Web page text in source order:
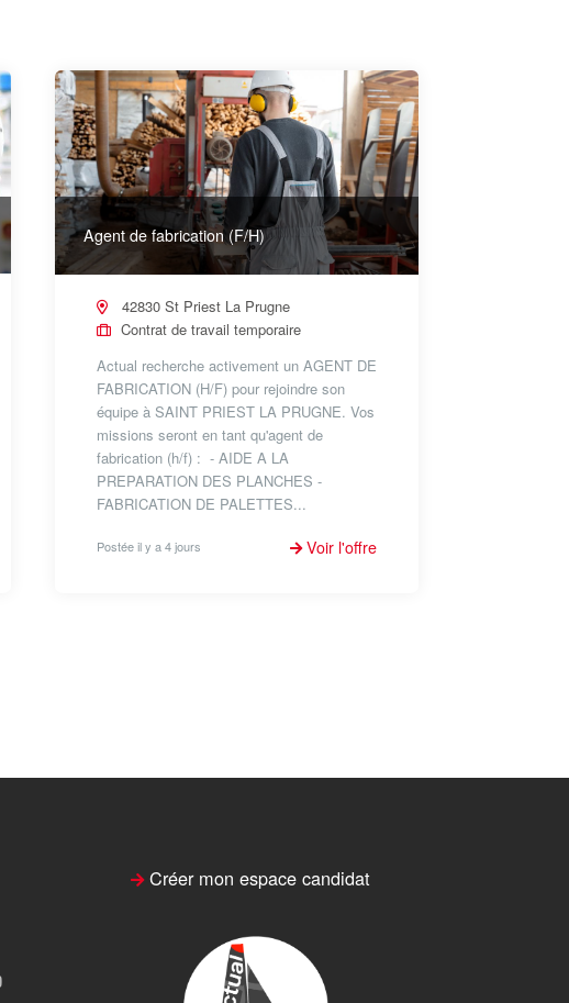
Agent de fabrication (F/H)
42830 St Priest La Prugne
Contrat de travail temporaire
Actual recherche activement un AGENT DE
FABRICATION (H/F) pour rejoindre son
équipe à SAINT PRIEST LA PRUGNE. Vos
missions seront en tant qu'agent de
fabrication (h/f) : - AIDE A LA
PREPARATION DES PLANCHES -
FABRICATION DE PALETTES...
Postée il y a 4 jours Voir l'offre
Créer mon espace candidat